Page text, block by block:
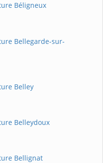
Béligneux
Bellegarde-sur-
Belley
Belleydoux
Bellignat